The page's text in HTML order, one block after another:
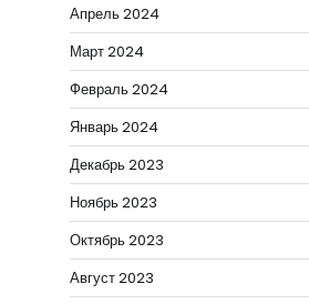
Апрель 2024
Март 2024
Февраль 2024
Январь 2024
Декабрь 2023
Ноябрь 2023
Октябрь 2023
Август 2023